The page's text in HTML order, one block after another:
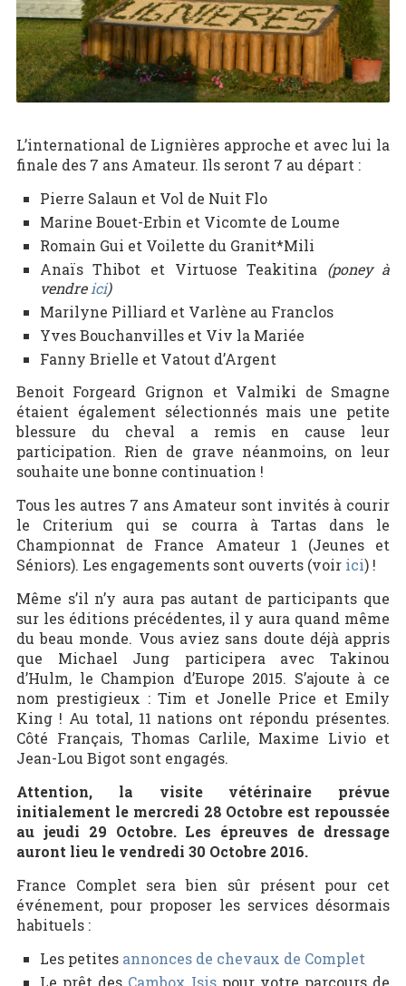
L’international de Lignières approche et avec lui la
finale des 7 ans Amateur. Ils seront 7 au départ :
Pierre Salaun et Vol de Nuit Flo
Marine Bouet-Erbin et Vicomte de Loume
Romain Gui et Voilette du Granit*Mili
Anaïs Thibot et Virtuose Teakitina (poney à
vendreici)
Marilyne Pilliard et Varlène au Franclos
Yves Bouchanvilles et Viv la Mariée
Fanny Brielle et Vatout d’Argent
Benoit Forgeard Grignon et Valmiki de Smagne
étaient également sélectionnés mais une petite
blessure du cheval a remis en cause leur
participation. Rien de grave néanmoins, on leur
souhaite une bonne continuation !
Tous les autres 7 ans Amateur sont invités à courir
le Criterium qui se courra à Tartas dans le
Championnat de France Amateur 1 (Jeunes et
Séniors). Les engagements sont ouverts (voir ici) !
Même s’il n’y aura pas autant de participants que
sur les éditions précédentes, il y aura quand même
du beau monde. Vous aviez sans doute déjà appris
que Michael Jung participera avec Takinou
d’Hulm, le Champion d’Europe 2015. S’ajoute à ce
nom prestigieux : Tim et Jonelle Price et Emily
King ! Au total, 11 nations ont répondu présentes.
Côté Français, Thomas Carlile, Maxime Livio et
Jean-Lou Bigot sont engagés.
Attention, la visite vétérinaire prévue
initialement le mercredi 28 Octobre est repoussée
au jeudi 29 Octobre. Les épreuves de dressage
auront lieu le vendredi 30 Octobre 2016.
France Complet sera bien sûr présent pour cet
événement, pour proposer les services désormais
habituels :
Les petites annonces de chevaux de Complet